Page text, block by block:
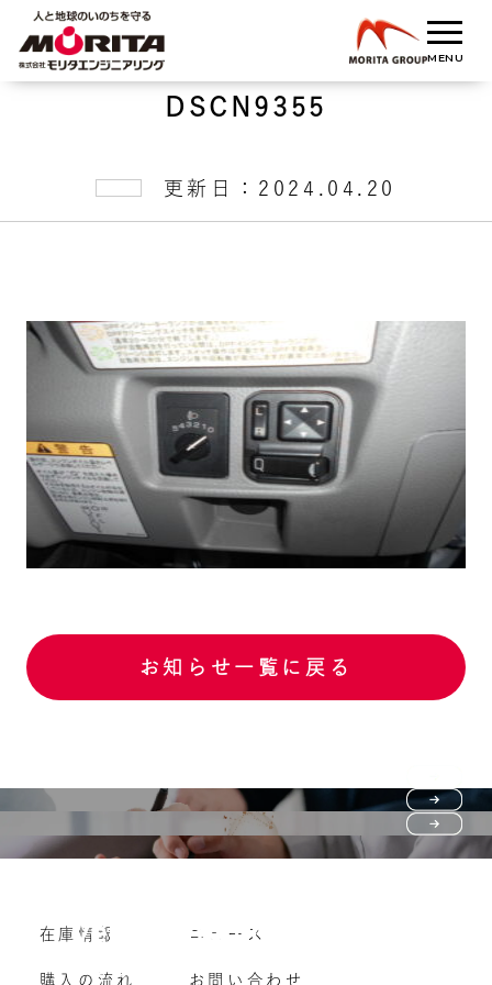
DSCN9355
更新日：2024.04.20
お知らせ一覧に戻る
購入の流れ
よくいただくご質問
Vehicle purchase
車両買い取り
在庫情報
購入の流れ
ニュース
お問い合わせ